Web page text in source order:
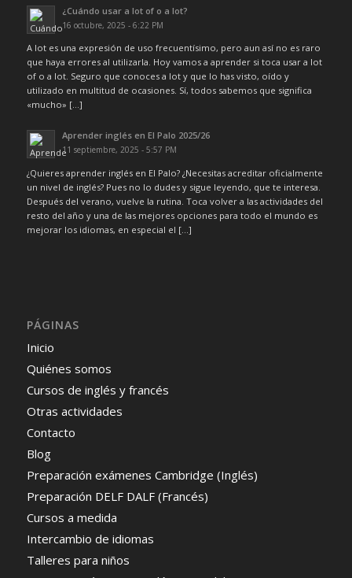
¿Cuándo usar a lot of o a lot?
16 octubre, 2025 - 6:22 PM
A lot es una expresión de uso frecuentísimo, pero aun así no es raro
que haya errores al utilizarla. Hoy vamos a aprender si toca usar a lot
of o a lot. Seguro que conoces a lot y que lo has visto, oído y
utilizado en multitud de ocasiones. Sí, todos sabemos que significa
«mucho» […]
Aprender inglés en El Palo 2025/26
11 septiembre, 2025 - 5:57 PM
¿Quieres aprender inglés en El Palo? ¿Necesitas acreditar oficialmente
un nivel de inglés? Pues no lo dudes y sigue leyendo, que te interesa.
Después del verano, vuelve la rutina. Toca volver a las actividades del
resto del año y una de las mejores opciones para todo el mundo es
mejorar los idiomas, en especial el […]
PÁGINAS
Inicio
Quiénes somos
Cursos de inglés y francés
Otras actividades
Contacto
Blog
Preparación exámenes Cambridge (Inglés)
Preparación DELF DALF (Francés)
Cursos a medida
Intercambio de idiomas
Talleres para niños